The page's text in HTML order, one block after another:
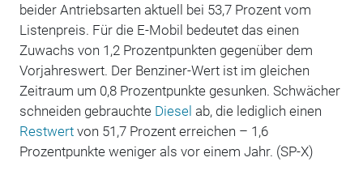
beider Antriebsarten aktuell bei 53,7 Prozent vom
Listenpreis. Für die E-Mobil bedeutet das einen
Zuwachs von 1,2 Prozentpunkten gegenüber dem
Vorjahreswert. Der Benziner-Wert ist im gleichen
Zeitraum um 0,8 Prozentpunkte gesunken. Schwächer
schneiden gebrauchte Diesel ab, die lediglich einen
Restwertvon 51,7 Prozent erreichen – 1,6
Prozentpunkte weniger als vor einem Jahr. (SP-X)